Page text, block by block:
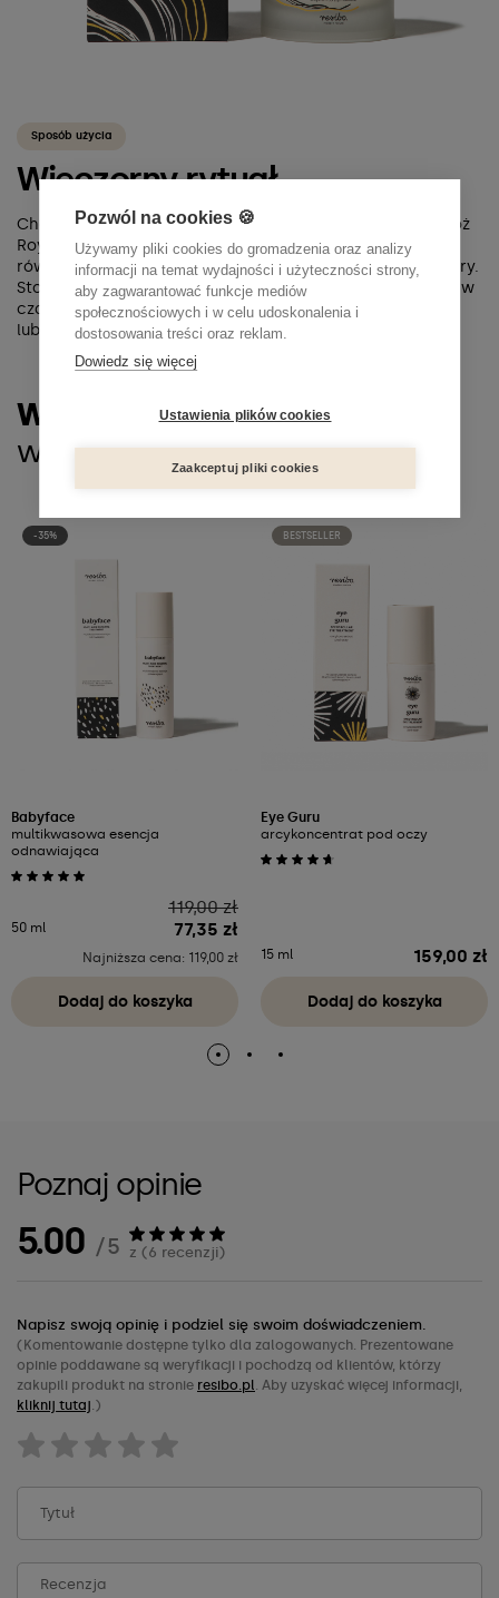
Sposób użycia
Wieczorny rytuał.
Chcesz mieć napiętą, ujędrnioną i nawilżoną skórę? Nałóż
Royal Therapy na skórę szyi i dekoltu. Rozprowadź
równomiernie, wmasowując krem ruchami od dołu do góry.
Stosuj regularnie – codziennie wieczorem. Pamiętaj, aby w
czasie kuracji używać na dzień kosmetyków z min. SPF 30
lub więcej.
Wzmocnij efekt Royal Therapy,
włączając do pielęgnacji
-35%
Babyface
multikwasowa esencja
odnawiająca
50 ml
119,00 zł
77,35 zł
Najniższa cena: 119,00 zł
Dodaj do koszyka
BESTSELLER
Eye Guru
arcykoncentrat pod oczy
15 ml 159,00 zł
Dodaj do koszyka
Poznaj opinie
5.00 / 5 z (6 recenzji)
Napisz swoją opinię i podziel się swoim doświadczeniem.
(Komentowanie dostępne tylko dla zalogowanych. Prezentowane
opinie poddawane są weryfikacji i pochodzą od klientów, którzy
zakupili produkt na stronie resibo.pl. Aby uzyskać więcej informacji,
kliknij tutaj.)
Pozwól na cookies 🍪
Używamy pliki cookies do gromadzenia oraz analizy
informacji na temat wydajności i użyteczności strony,
aby zagwarantować funkcje mediów
społecznościowych i w celu udoskonalenia i
dostosowania treści oraz reklam.
Dowiedz się więcej
Ustawienia plików cookies
Zaakceptuj pliki cookies